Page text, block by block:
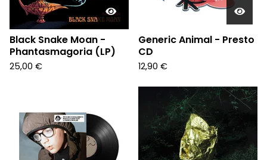
Black Snake Moan -
Phantasmagoria (LP)
25,00 €
Generic Animal - Presto
CD
12,90 €